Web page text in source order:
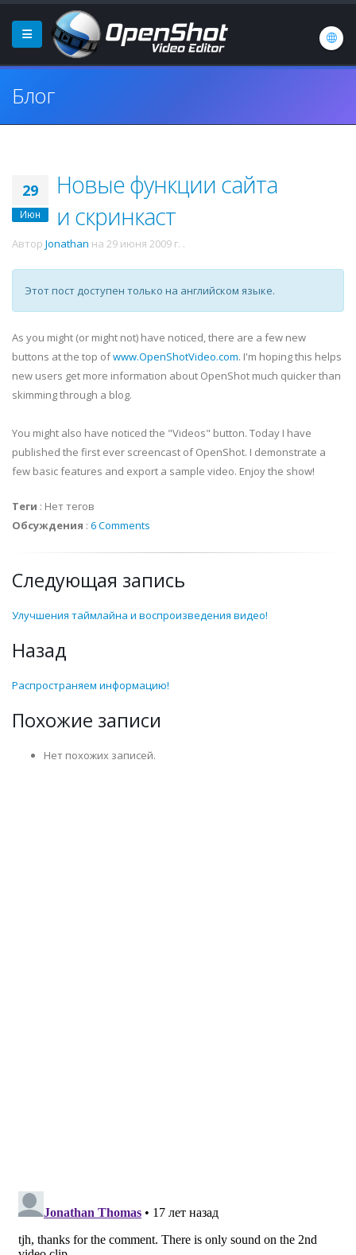
Блог
29
Июн
Новые функции сайта
и скринкаст
Автор Jonathan на 29 июня 2009 г. .
Этот пост доступен только на английском языке.
As you might (or might not) have noticed, there are a few new
buttons at the top ofwww.OpenShotVideo.com. I'm hoping this helps
new users get more information about OpenShot much quicker than
skimming through a blog.
You might also have noticed the "Videos" button. Today I have
published the first ever screencast of OpenShot. I demonstrate a
few basic features and export a sample video. Enjoy the show!
Теги : Нет тегов
Обсуждения : 6 Comments
Следующая запись
Улучшения таймлайна и воспроизведения видео!
Назад
Распространяем информацию!
Похожие записи
Нет похожих записей.